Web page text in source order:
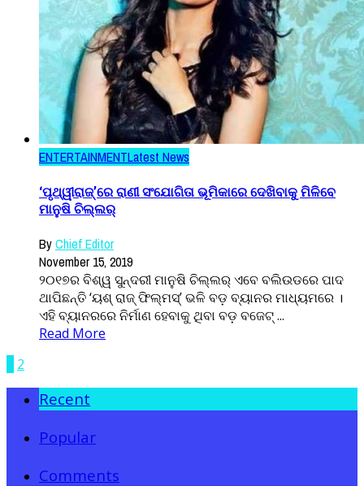
ENTERTAINMENTLatest News
‘ପୃଥ୍ୱୀରାଜ୍’ରେ ରାଣୀ ସଂଯୋଗିତା ଭୂମିକାରେ ଦେଖିବାକୁ ମିଳିବେ
ମାନୁଷି ଚିଲ୍ଲର୍
ByChief Editor
November 15, 2019
୨୦୧୭ର ବିଶ୍ୱ ସୁନ୍ଦରୀ ମାନୁଷି ଚିଲ୍ଲର୍ ଏବେ ବଲିଉଡରେ ପାଦ
ଥାପିଛନ୍ତି ‘ୟଶ୍ ରାଜ୍ ଫିଲ୍ମସ୍’ ଭଳି ବଡ଼ ବ୍ୟାନର ମାଧ୍ୟମରେ ।
ଏହି ବ୍ୟାନରରେ ନିର୍ମାଣ ହେବାକୁ ଥିବା ବଡ଼ ବଜେଟ୍ ...
Read More
2
Recent
Popular
Comments